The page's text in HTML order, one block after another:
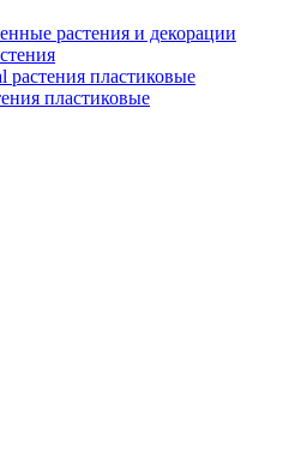
растения и декорации
растения пластиковые
пластиковые